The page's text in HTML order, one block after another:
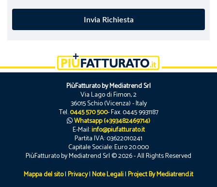
PiùFatturato by Mediatrend Srl
Via Lago di Fimon, 2
36015 Schio (Vicenza) - Italy
Tel.0445 570 500- Fax. 0445 9931187
Whatsapp (+393482469714)
E-Mail:info@piufatturato.it
Partita IVA: 03622010241
Capitale Sociale: Euro 20.000
PiùFatturato by Mediatrend Srl © 2026 - All Rights Reserved
Mappa del sito|Privacy|Note Legali|Project By Mediatrend.it